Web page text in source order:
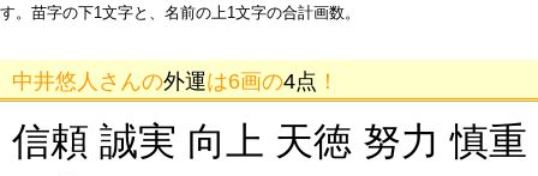
す。苗字の下1文字と、名前の上1文字の合計画数。
中井悠人さんの外運は6画の4点 ！
信頼 誠実 向上 天徳 努力 慎重